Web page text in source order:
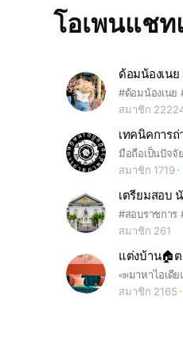
โอเพนแช
ด้อมน้องเนย
#ด้อมน้องเนย
สมาชิก
เทคนิคการ
สมาชิก 1719
#สอบราชการ
สมาชิก 261
แต่งบ้าน🏠
สมาชิก 2165